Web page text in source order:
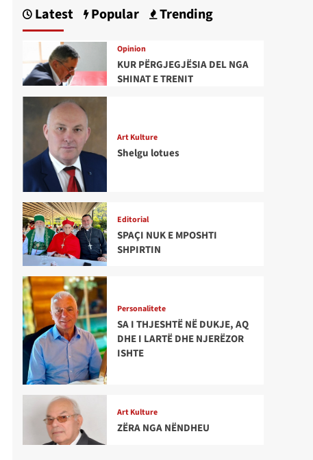
Latest Popular Trending
Opinion
KUR PËRGJEGJËSIA DEL NGA
SHINAT E TRENIT
Art Kulture
Shelgu lotues
Editorial
SPAÇI NUK E MPOSHTI
SHPIRTIN
Personalitete
SA I THJESHTË NË DUKJE, AQ
DHE I LARTË DHE NJERËZOR
ISHTE
Art Kulture
ZËRA NGA NËNDHEU